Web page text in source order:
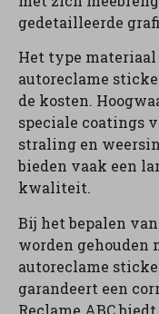
gedetailleerde
Het type
autoreclame
de kosten.
speciale coatings
straling en
bieden vaak een
kwaliteit.
Bij het bepalen
worden gehouden
autoreclame
garandeert een
Reclame ABC